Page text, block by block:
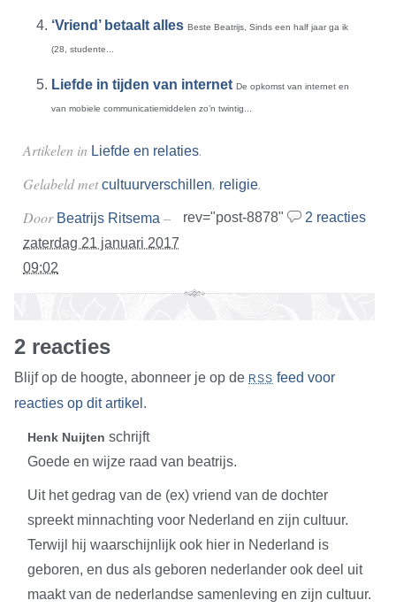
‘Vriend’ betaalt alles Beste Beatrijs, Sinds een half jaar ga ik
(28, studente...
Liefde in tijden van internet De opkomst van internet en
van mobiele communicatiemiddelen zo’n twintig...
Artikelen in Liefde en relaties.
Gelabeld metcultuurverschillen, religie.
rev="post-8878" 2 reacties
Door Beatrijs Ritsema –
zaterdag 21 januari 2017
09:02
2 reacties
Blijf op de hoogte, abonneer je op de RSS feed voor
reacties op dit artikel .
Henk Nuijten schrijft
Goede en wijze raad van beatrijs.
Uit het gedrag van de (ex) vriend van de dochter
spreekt minnachting voor Nederland en zijn cultuur.
Terwijl hij waarschijnlijk ook hier in Nederland is
geboren, en dus als geboren nederlander ook deel uit
maakt van de nederlandse samenleving en zijn cultuur.